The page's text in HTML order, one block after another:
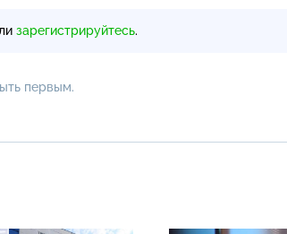
зарегистрируйтесь.
первым.